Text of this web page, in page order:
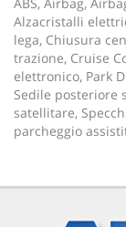
Alzacristalli
lega, Chiusura
trazione, Cruise
elettronico, Park
Sedile posteriore
satellitare,
parcheggio